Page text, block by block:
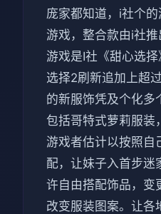
庞家都知道，i社个
游戏，整合款由i社
游戏是I社《甜心选
选择2刷新追加上超
的新服饰凭及个化多
包括哥特式萝莉服装
游戏者估计以按照自
配，让妹子入首步迷
许自由搭配饰品，变
改变服装图案。让各